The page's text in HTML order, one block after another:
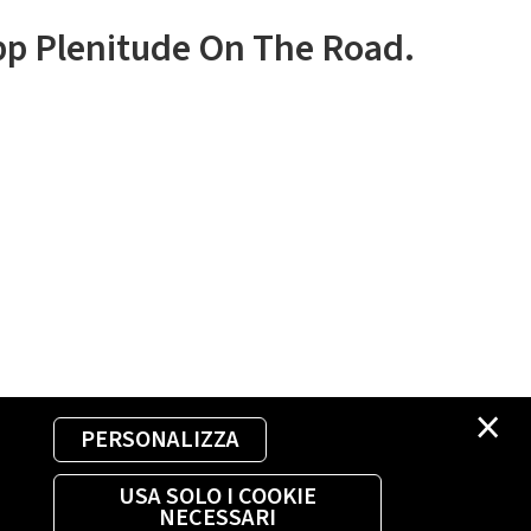
×
PERSONALIZZA
USA SOLO I COOKIE
NECESSARI
Plenitude On The Road.